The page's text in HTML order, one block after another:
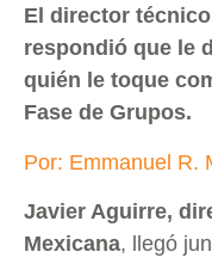
El director
respondió que le
quién le toque
Fase de Grupos.
Por: Emmanuel R.
Javier Aguirre,
Mexicana, llegó